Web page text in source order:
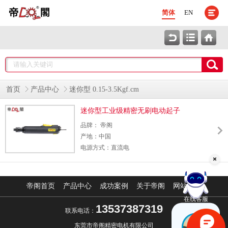
简体 EN
首页 产品中心 迷你型 0.15-3.5Kgf.cm
迷你型工业级精密无刷电动起子
品牌： 帝阁
产地：中国
电源方式：直流电
帝阁首页 产品中心 成功案例 关于帝阁 网站地图
联系电话： 13537387319
东莞市帝阁精密电机有限公司
在线客服